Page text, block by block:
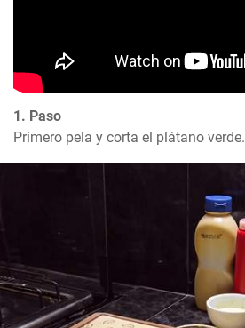
1. Paso
Primero pela y corta el plátano verde.